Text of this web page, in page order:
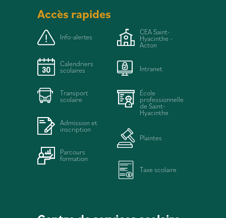
Accès rapides
Info-alertes
Calendriers
scolaires
Transport
scolaire
Admission et
inscription
Parcours
formation
CEA Saint-
Hyacinthe -
Acton
Intranet
École
professionnelle
de Saint-
Hyacinthe
Plaintes
Taxe scolaire